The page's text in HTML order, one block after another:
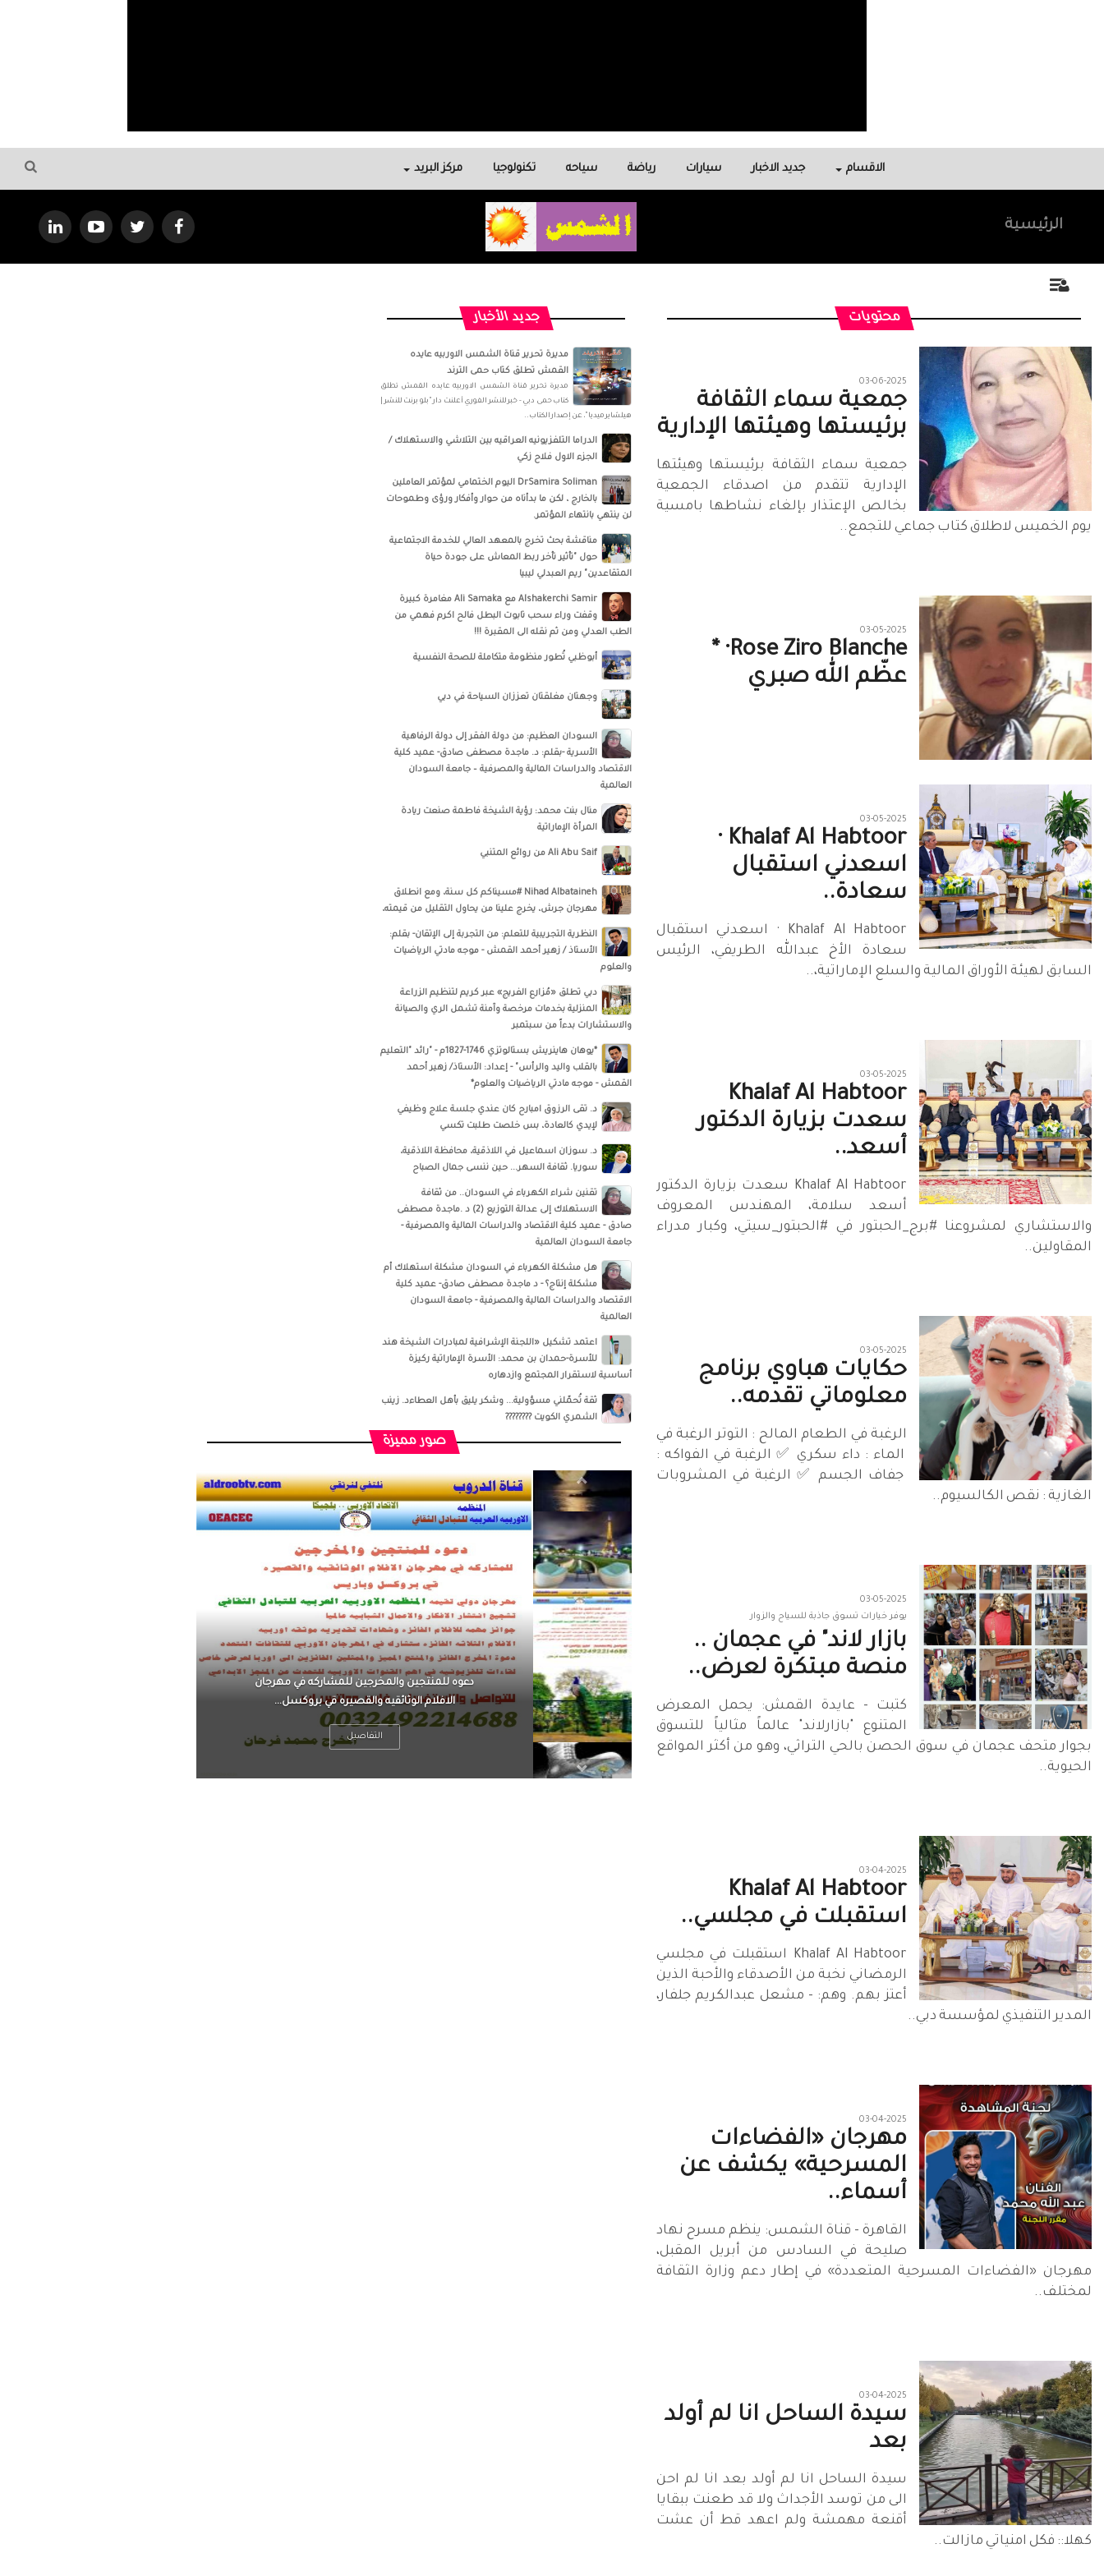
الاقسام جديد الاخبار سيارات رياضة سياحه تكنولوجيا مركز البريد
الرئيسية
محتويات
03-06-2025
جمعية سماء الثقافة
برئيستها وهيئتها الإدارية
جمعية سماء الثقافة برئيستها وهيئتها
الإدارية تتقدم من اصدقاء الجمعية
بخالص الإعتذار بإلغاء نشاطها بامسية
يوم الخميس لاطلاق كتاب جماعي للتجمع..
03-05-2025
Rose Ziro Blanche· *
عظّم الله صبري
03-05-2025
Khalaf Al Habtoor ·
اسعدني استقبال
سعادة..
Khalaf Al Habtoor · اسعدني استقبال
سعادة الأخ عبدالله الطريفي، الرئيس
السابق لهيئة الأوراق المالية والسلع الإماراتية،..
03-05-2025
Khalaf Al Habtoor
سعدت بزيارة الدكتور
أسعد..
Khalaf Al Habtoor سعدت بزيارة الدكتور
أسعد سلامة، المهندس المعروف
والاستشاري لمشروعنا #برج_الحبتور في #الحبتور_سيتي، وكبار مدراء
المقاولين..
03-05-2025
حكايات هباوي برنامج
معلوماتي تقدمه..
الرغبة في الطعام المالح : التوتر الرغبة في
الماء : داء سكري ✅️ الرغبة في الفواكه :
جفاف الجسم ✅️ الرغبة في المشروبات
الغازية : نقص الكالسيوم..
03-05-2025
يوفر خيارات تسوق جاذبة للسياح والزوار
بازار لاند" في عجمان ..
منصة مبتكرة لعرض..
كتبت - عايدة القمش: يحمل المعرض
المتنوع "بازارلاند" عالماً مثالياً للتسوق
بجوار متحف عجمان في سوق الحصن بالحي التراثي، وهو من أكثر المواقع
الحيوية..
03-04-2025
Khalaf Al Habtoor
استقبلت في مجلسي..
Khalaf Al Habtoor استقبلت في مجلسي
الرمضاني نخبة من الأصدقاء والأحبة الذين
أعتز بهم. وهم: - مشعل عبدالكريم جلفار،
المدير التنفيذي لمؤسسة دبي..
03-04-2025
مهرجان «الفضاءات
المسرحية» يكشف عن
أسماء..
القاهرة - قناة الشمس: ينظم مسرح نهاد
صليحة في السادس من أبريل المقبل،
مهرجان «الفضاءات المسرحية المتعددة» في إطار دعم وزارة الثقافة
لمختلف..
03-04-2025
سيدة الساحل انا لم أولد
بعد
سيدة الساحل انا لم أولد بعد انا لم احن
الى من توسد الأجداث ولا قد طعنت ببقايا
أقنعة مهمشة ولم اعهد قط أن عشت
كهلا:: فكل امنياتي مازالت..
جديد الأخبار
مديرة تحرير قناة الشمس الاوربيه عايده
القمش تطلق كتاب حمى الترند
مديرة تحرير قناة الشمس الاوربيه عايده القمش تطلق
كتاب حمى دبي - خبر للنشر الفوري أعلنت دار "بلو برنت للنشر |
هيلشاير ميديا"، عن إصدار الكتاب..
الدراما التلفزيونيه العراقيه بين التلاشي والاستهلاك /
الجزء الاول فلاح زكي
DrSamira Soliman اليوم الختمامي لمؤتمر العاملين
بالخارج ، لكن ما بدأناه من حوار وأفكار ورؤى وطموحات
لن ينتهي بانتهاء المؤتمر.
مناقشة بحث تخرج بالمعهد العالي للخدمة الاجتماعية
حول "تأثير تأخر ربط المعاش على جودة حياة
المتقاعدين" ريم العبدلي ليبيا
‏‎Alshakerchi Samir‎‏ مع ‏‎Ali Samaka‎‏ مغامرة كبيرة
وقفت وراء سحب تابوت البطل فالح اكرم فهمي من
الطب العدلي ومن ثم نقله الى المقبرة !!!
أبوظبي تُطور منظومة متكاملة للصحة النفسية
وجهتان مغلقتان تعززان السياحة في دبي
السودان العظيم: من دولة الفقر إلى دولة الرفاهية
الأسرية -بقلم: د. ماجدة مصطفى صادق- عميد كلية
الاقتصاد والدراسات المالية والمصرفية – جامعة السودان
العالمية
منال بنت محمد: رؤية الشيخة فاطمة صنعت ريادة
المرأة الإماراتية
Ali Abu Saif من روائع المتنبي
Nihad Albataineh #مسيناكم كل سنة، ومع انطلاق
مهرجان جرش، يخرج علينا من يحاول التقليل من قيمته،
النظرية التجريبية للتعلم: من التجربة إلى الإتقان- بقلم:
الأستاذ / زهير أحمد القمش - موجه مادتي الرياضيات
والعلوم
دبي تطلق «مُزارع الفريج» عبر كريم لتنظيم الزراعة
المنزلية بخدمات مرخصة وآمنة تشمل الري والصيانة
والاستشارات بدءاً من سبتمبر
*يوهان هاينريش بستالوتزي 1746-1827م - "رائد "التعليم
بالقلب واليد والرأس" - إعداد: الأستاذ/ زهير أحمد
القمش - موجه مادتي الرياضيات والعلوم*
د. تقى الرزوق امبارح كان عندي جلسة علاج وظيفي
لإيدي كالعادة، بس خلصت طلبت تكسي
د. سوزان اسماعيل‏ في ‏‏اللاذقية‏، ‏محافظة اللاذقية‏،
‏سوريا‏‏. ثقافة السهر... حين ننسى جمال الصباح
تقنين شراء الكهرباء في السودان.. من ثقافة
الاستهلاك إلى عدالة التوزيع (2) د .ماجدة مصطفى
صادق - عميد كلية الاقتصاد والدراسات المالية والمصرفية -
جامعة السودان العالمية
هل مشكلة الكهرباء في السودان مشكلة استهلاك أم
مشكلة إنتاج؟ - د ماجدة مصطفى صادق- عميد كلية
الاقتصاد والدراسات المالية والمصرفية - جامعة السودان
العالمية
اعتمد تشكيل «اللجنة الإشرافية لمبادرات الشيخة هند
للأسرة-حمدان بن محمد: الأسرة الإماراتية ركيزة
أساسية لاستقرار المجتمع وازدهاره
ثقة تُحمّلني مسؤولية... وشكر يليق بأهل العطاءد. زينب
الشمري الكويت ????????
صور مميزة
الرجل العظيم يكون مطمئناً ، يتحرر من القلق ،
بينما الرجل ضيق الأفق فعادة ما يكون متوتراً
التفاصيل